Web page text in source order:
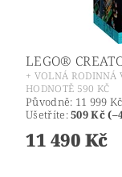
LEGO®
+ VOLNÁ RODINNÁ
HODNOTĚ 590 KČ
Původně: 11 999 Kč
Ušetříte:509 Kč
11 490 Kč